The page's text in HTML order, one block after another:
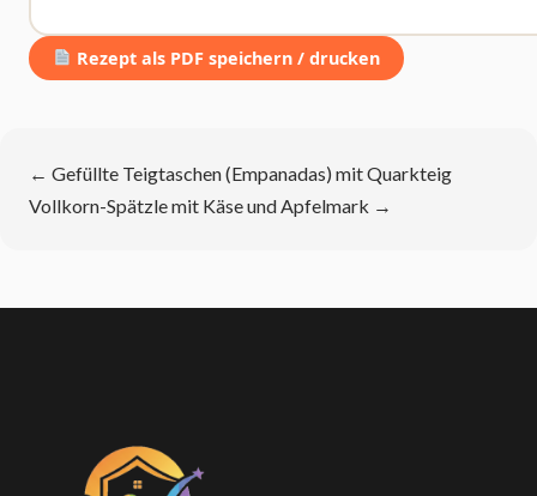
Rezept als PDF speichern / drucken
← Gefüllte Teigtaschen (Empanadas) mit Quarkteig
Vollkorn-Spätzle mit Käse und Apfelmark →